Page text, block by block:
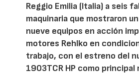
Reggio Emilia (Italia) a seis
maquinaria que mostraron
nueve equipos en acción
motores Rehlko en
trabajo, con el estreno del
1903TCR HP como principal